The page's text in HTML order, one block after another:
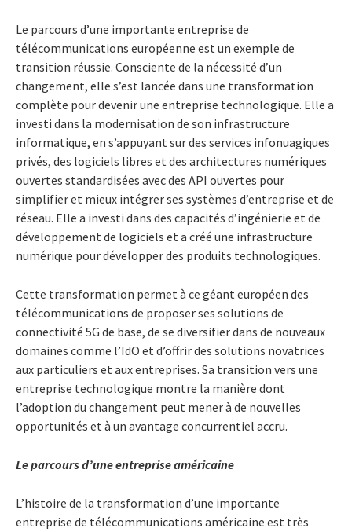
Le parcours d’une importante entreprise de
télécommunications européenne est un exemple de
transition réussie. Consciente de la nécessité d’un
changement, elle s’est lancée dans une transformation
complète pour devenir une entreprise technologique. Elle a
investi dans la modernisation de son infrastructure
informatique, en s’appuyant sur des services infonuagiques
privés, des logiciels libres et des architectures numériques
ouvertes standardisées avec des API ouvertes pour
simplifier et mieux intégrer ses systèmes d’entreprise et de
réseau. Elle a investi dans des capacités d’ingénierie et de
développement de logiciels et a créé une infrastructure
numérique pour développer des produits technologiques.
Cette transformation permet à ce géant européen des
télécommunications de proposer ses solutions de
connectivité 5G de base, de se diversifier dans de nouveaux
domaines comme l’IdO et d’offrir des solutions novatrices
aux particuliers et aux entreprises. Sa transition vers une
entreprise technologique montre la manière dont
l’adoption du changement peut mener à de nouvelles
opportunités et à un avantage concurrentiel accru.
Le parcours d’une entreprise américaine
L’histoire de la transformation d’une importante
entreprise de télécommunications américaine est très